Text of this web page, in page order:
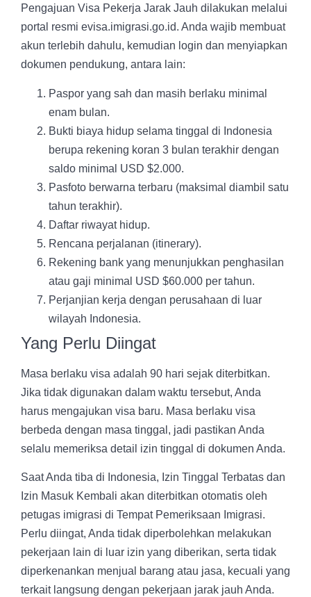
Pengajuan Visa Pekerja Jarak Jauh dilakukan melalui
portal resmi evisa.imigrasi.go.id. Anda wajib membuat
akun terlebih dahulu, kemudian login dan menyiapkan
dokumen pendukung, antara lain:
Paspor yang sah dan masih berlaku minimal
enam bulan.
Bukti biaya hidup selama tinggal di Indonesia
berupa rekening koran 3 bulan terakhir dengan
saldo minimal USD $2.000.
Pasfoto berwarna terbaru (maksimal diambil satu
tahun terakhir).
Daftar riwayat hidup.
Rencana perjalanan (itinerary).
Rekening bank yang menunjukkan penghasilan
atau gaji minimal USD $60.000 per tahun.
Perjanjian kerja dengan perusahaan di luar
wilayah Indonesia.
Yang Perlu Diingat
Masa berlaku visa adalah 90 hari sejak diterbitkan.
Jika tidak digunakan dalam waktu tersebut, Anda
harus mengajukan visa baru. Masa berlaku visa
berbeda dengan masa tinggal, jadi pastikan Anda
selalu memeriksa detail izin tinggal di dokumen Anda.
Saat Anda tiba di Indonesia, Izin Tinggal Terbatas dan
Izin Masuk Kembali akan diterbitkan otomatis oleh
petugas imigrasi di Tempat Pemeriksaan Imigrasi.
Perlu diingat, Anda tidak diperbolehkan melakukan
pekerjaan lain di luar izin yang diberikan, serta tidak
diperkenankan menjual barang atau jasa, kecuali yang
terkait langsung dengan pekerjaan jarak jauh Anda.